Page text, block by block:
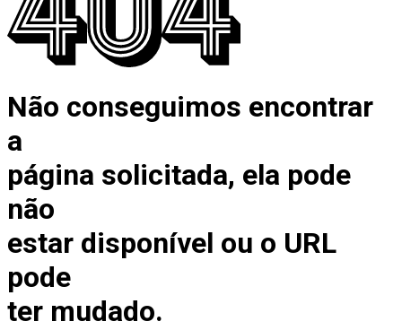
Não conseguimos encontrar
a
página solicitada, ela pode
não
estar disponível ou o URL
pode
ter mudado.